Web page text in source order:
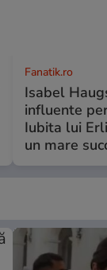
Fanatik.ro
Isabel
influente
Iubita lui
un mare